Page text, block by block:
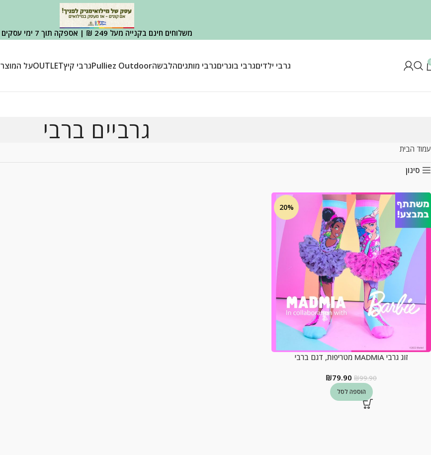
משלוחים חינם בקנייה מעל 249 ₪ | אספקה תוך 7 ימי עסקים
גרבי ילדיםגרבי בוגריםגרבי מותגיםהלבשהPulliez Outdoorגרבי קיץOUTLETעל המוצר
גרביים ברבי
עמוד הבית
סינון
20%
זוג גרבי MADMIA מטריפות, דגם ברבי
₪99.90
₪79.90
הוספה לסל